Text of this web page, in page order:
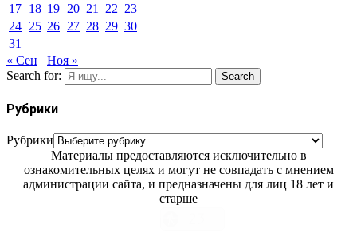
17 18 19 20 21 22 23
24 25 26 27 28 29 30
31
« Сен
Ноя »
Search for:
Search
Рубрики
Рубрики
Материалы предоставляются исключительно в
ознакомительных целях и могут не совпадать с мнением
администрации сайта, и предназначены для лиц 18 лет и
старше